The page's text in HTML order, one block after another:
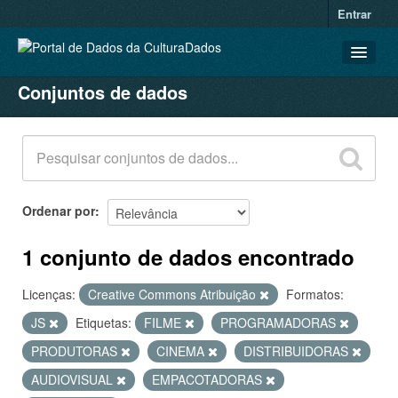
Entrar
CONJUNTOS DE DADOS
ORGANIZAÇÕES
GRUPOS
SOBRE
Conjuntos de dados
Ordenar por
1 conjunto de dados encontrado
Licenças: Creative Commons Atribuição
Formatos:
JS
Etiquetas: FILME
PROGRAMADORAS
PRODUTORAS
CINEMA
DISTRIBUIDORAS
AUDIOVISUAL
EMPACOTADORAS